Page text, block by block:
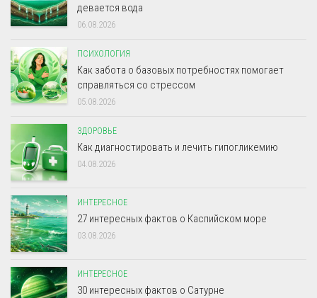
девается вода
06.08.2026
ПСИХОЛОГИЯ
Как забота о базовых потребностях помогает
справляться со стрессом
05.08.2026
ЗДОРОВЬЕ
Как диагностировать и лечить гипогликемию
04.08.2026
ИНТЕРЕСНОЕ
27 интересных фактов о Каспийском море
03.08.2026
ИНТЕРЕСНОЕ
30 интересных фактов о Сатурне